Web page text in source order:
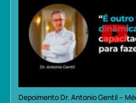
Depoimento Dr. Antonio Gentil –